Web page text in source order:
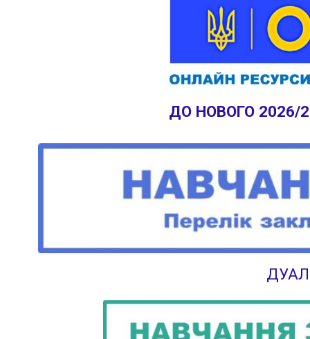
ДО НОВОГО 2026/